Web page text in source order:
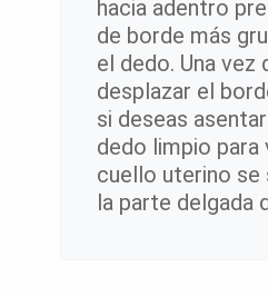
hacia adentro
de borde más
el dedo. Una vez
desplazar el
si deseas
dedo limpio
cuello uterino se
la parte delgada